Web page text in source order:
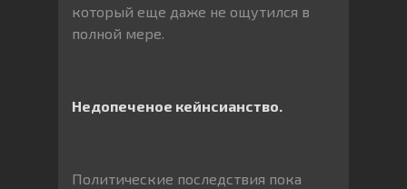
который еще даже не ощутился в
полной мере.
Недопеченое кейнсианство.
Политические последствия пока